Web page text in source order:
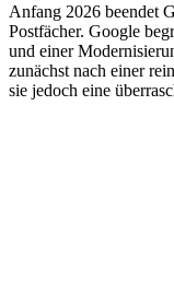
Anfang 2026 beendet
Postfächer. Google
und einer
zunächst nach einer
sie jedoch eine